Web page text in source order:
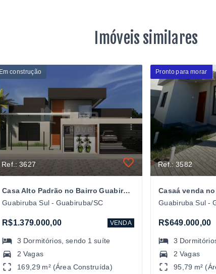
Imóveis similares
Em construção
Ref.: 3627
Casa Alto Padrão no Bairro Guabiruba Sul em Guabiruba/SC
Guabiruba Sul - Guabiruba/SC
R$1.379.000,00 VENDA
3 Dormitórios , sendo 1 suíte
2 Vagas
169,29 m² (Área Construída)
Pronto para morar
Ref.: 3582
Guabiruba Sul -
R$649.000,00
3
2 Vagas
95,79 m²